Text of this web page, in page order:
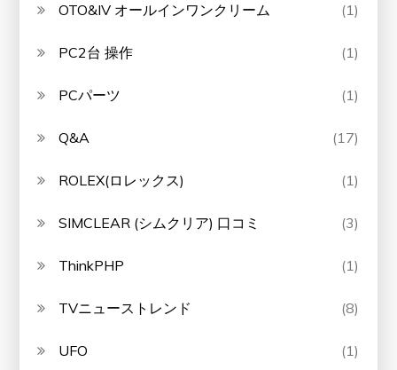
OTO&IV オールインワンクリーム (1)
PC2台 操作 (1)
PCパーツ (1)
Q&A (17)
ROLEX(ロレックス) (1)
SIMCLEAR (シムクリア) 口コミ (3)
ThinkPHP (1)
TVニューストレンド (8)
UFO (1)